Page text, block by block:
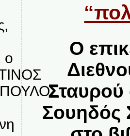
ο
Ο
Σουηδός